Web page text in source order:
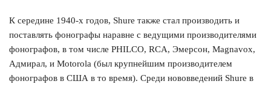
К середине 1940-х годов, Shure также стал производить и
поставлять фонографы наравне с ведущими производителями
фонографов, в том числе PHILCO, RCA, Эмерсон, Magnavox,
Адмирал, и Motorola (был крупнейшим производителем
фонографов в США в то время). Среди нововведений Shure в